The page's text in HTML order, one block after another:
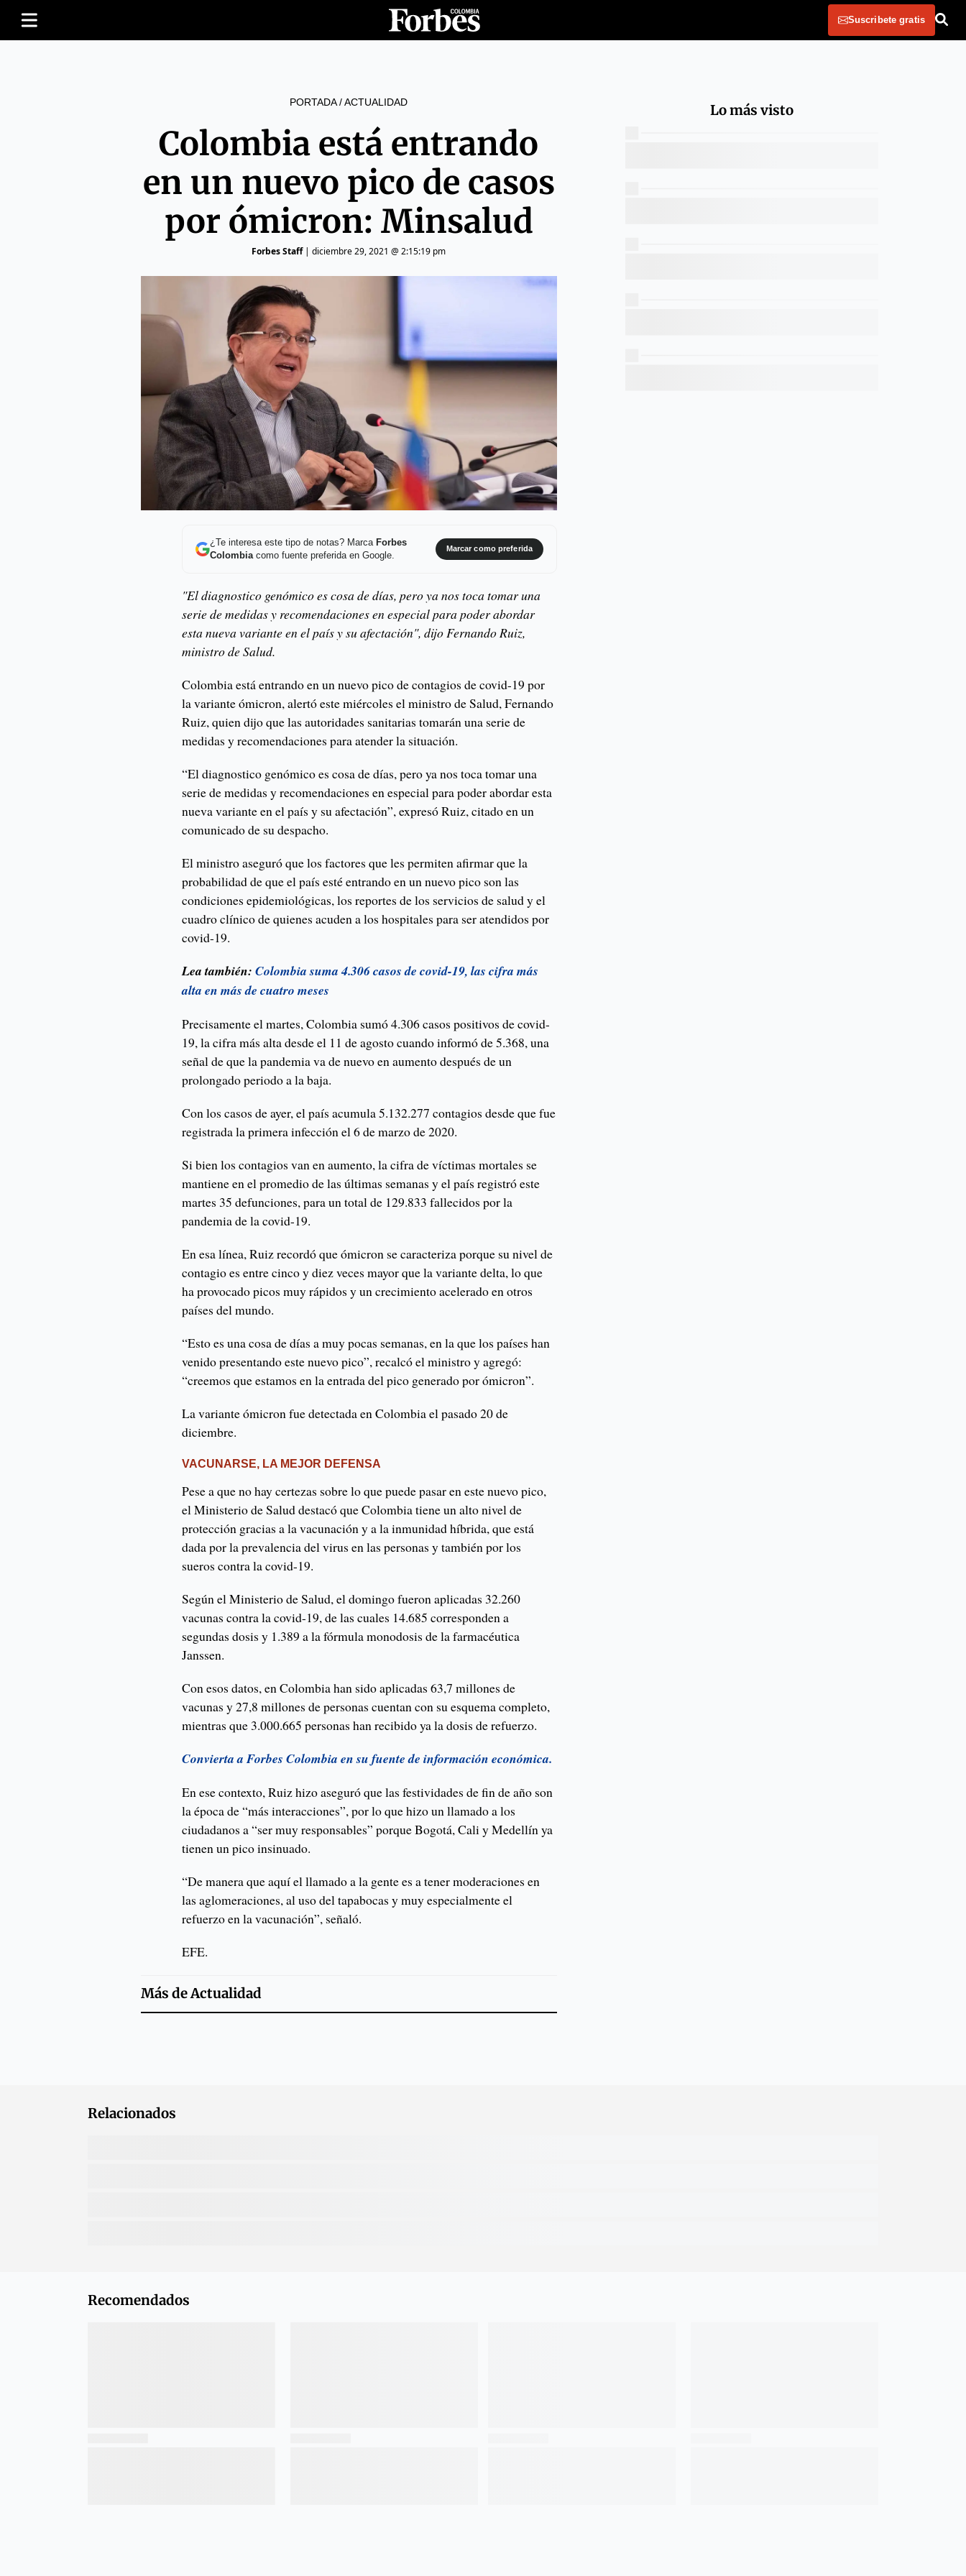
Suscribete gratis
PORTADA/ACTUALIDAD
Colombia está entrando
en un nuevo pico de casos
por ómicron: Minsalud
Forbes Staff| diciembre 29, 2021 @ 2:15:19 pm
¿Te interesa este tipo de notas? Marca Forbes
Colombiacomo fuente preferida en Google.
Marcar como preferida
"El diagnostico genómico es cosa de días, pero ya nos toca tomar una
serie de medidas y recomendaciones en especial para poder abordar
esta nueva variante en el país y su afectación", dijo Fernando Ruiz,
ministro de Salud.
Colombia está entrando en un nuevo pico de contagios de covid-19 por
la variante ómicron, alertó este miércoles el ministro de Salud, Fernando
Ruiz, quien dijo que las autoridades sanitarias tomarán una serie de
medidas y recomendaciones para atender la situación.
“El diagnostico genómico es cosa de días, pero ya nos toca tomar una
serie de medidas y recomendaciones en especial para poder abordar esta
nueva variante en el país y su afectación”, expresó Ruiz, citado en un
comunicado de su despacho.
El ministro aseguró que los factores que les permiten afirmar que la
probabilidad de que el país esté entrando en un nuevo pico son las
condiciones epidemiológicas, los reportes de los servicios de salud y el
cuadro clínico de quienes acuden a los hospitales para ser atendidos por
covid-19.
Lea también:Colombia suma 4.306 casos de covid-19, las cifra más
alta en más de cuatro meses
Precisamente el martes, Colombia sumó 4.306 casos positivos de covid-
19, la cifra más alta desde el 11 de agosto cuando informó de 5.368, una
señal de que la pandemia va de nuevo en aumento después de un
prolongado periodo a la baja.
Con los casos de ayer, el país acumula 5.132.277 contagios desde que fue
registrada la primera infección el 6 de marzo de 2020.
Si bien los contagios van en aumento, la cifra de víctimas mortales se
mantiene en el promedio de las últimas semanas y el país registró este
martes 35 defunciones, para un total de 129.833 fallecidos por la
pandemia de la covid-19.
En esa línea, Ruiz recordó que ómicron se caracteriza porque su nivel de
contagio es entre cinco y diez veces mayor que la variante delta, lo que
ha provocado picos muy rápidos y un crecimiento acelerado en otros
países del mundo.
“Esto es una cosa de días a muy pocas semanas, en la que los países han
venido presentando este nuevo pico”, recalcó el ministro y agregó:
“creemos que estamos en la entrada del pico generado por ómicron”.
La variante ómicron fue detectada en Colombia el pasado 20 de
diciembre.
VACUNARSE, LA MEJOR DEFENSA
Pese a que no hay certezas sobre lo que puede pasar en este nuevo pico,
el Ministerio de Salud destacó que Colombia tiene un alto nivel de
protección gracias a la vacunación y a la inmunidad híbrida, que está
dada por la prevalencia del virus en las personas y también por los
sueros contra la covid-19.
Según el Ministerio de Salud, el domingo fueron aplicadas 32.260
vacunas contra la covid-19, de las cuales 14.685 corresponden a
segundas dosis y 1.389 a la fórmula monodosis de la farmacéutica
Janssen.
Con esos datos, en Colombia han sido aplicadas 63,7 millones de
vacunas y 27,8 millones de personas cuentan con su esquema completo,
mientras que 3.000.665 personas han recibido ya la dosis de refuerzo.
Convierta a Forbes Colombia en su fuente de información económica.
En ese contexto, Ruiz hizo aseguró que las festividades de fin de año son
la época de “más interacciones”, por lo que hizo un llamado a los
ciudadanos a “ser muy responsables” porque Bogotá, Cali y Medellín ya
tienen un pico insinuado.
“De manera que aquí el llamado a la gente es a tener moderaciones en
las aglomeraciones, al uso del tapabocas y muy especialmente el
refuerzo en la vacunación”, señaló.
EFE.
Más deActualidad
Lo más visto
Relacionados
Recomendados